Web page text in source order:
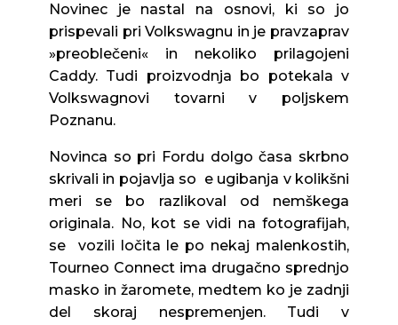
Novinec je nastal na osnovi, ki so jo
prispevali pri Volkswagnu in je pravzaprav
»preoblečeni« in nekoliko prilagojeni
Caddy. Tudi proizvodnja bo potekala v
Volkswagnovi tovarni v poljskem
Poznanu.
Novinca so pri Fordu dolgo časa skrbno
skrivali in pojavlja so e ugibanja v kolikšni
meri se bo razlikoval od nemškega
originala. No, kot se vidi na fotografijah,
se vozili ločita le po nekaj malenkostih,
Tourneo Connect ima drugačno sprednjo
masko in žaromete, medtem ko je zadnji
del skoraj nespremenjen. Tudi v